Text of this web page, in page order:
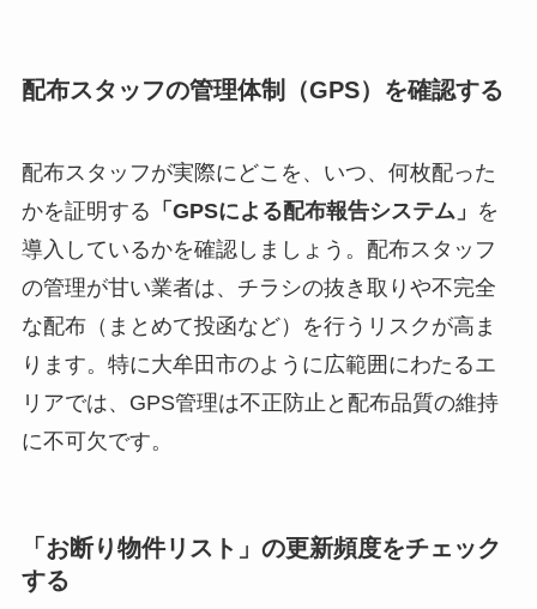
配布スタッフの管理体制（GPS）を確認する
配布スタッフが実際にどこを、いつ、何枚配った
かを証明する 「GPSによる配布報告システム」 を
導入しているかを確認しましょう。配布スタッフ
の管理が甘い業者は、チラシの抜き取りや不完全
な配布（まとめて投函など）を行うリスクが高ま
ります。特に大牟田市のように広範囲にわたるエ
リアでは、GPS管理は不正防止と配布品質の維持
に不可欠です。
「お断り物件リスト」の更新頻度をチェック
する